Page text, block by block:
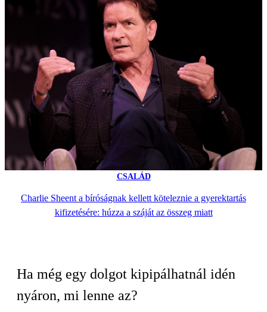
CSALÁD
Charlie Sheent a bíróságnak kellett köteleznie a gyerektartás
kifizetésére: húzza a száját az összeg miatt
Ha még egy dolgot kipipálhatnál idén
nyáron, mi lenne az?